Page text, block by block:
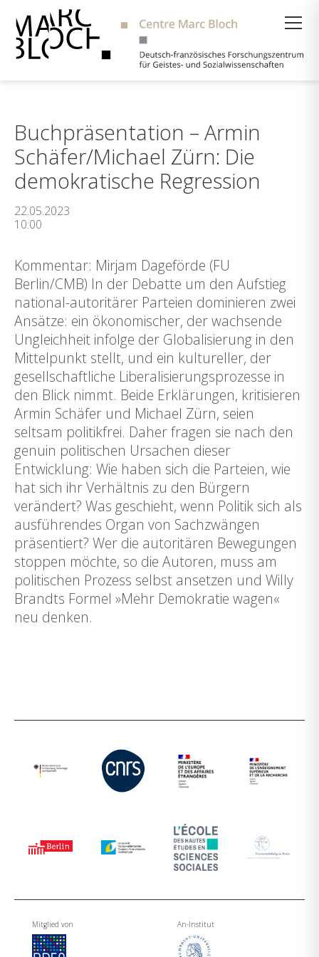
Buchpräsentation – Armin
Schäfer/Michael Zürn: Die
demokratische Regression
22.05.2023
10:00
Kommentar: Mirjam Dageförde (FU
Berlin/CMB) In der Debatte um den Aufstieg
national-autoritärer Parteien dominieren zwei
Ansätze: ein ökonomischer, der wachsende
Ungleichheit infolge der Globalisierung in den
Mittelpunkt stellt, und ein kultureller, der
gesellschaftliche Liberalisierungsprozesse in
den Blick nimmt. Beide Erklärungen, kritisieren
Armin Schäfer und Michael Zürn, seien
seltsam politikfrei. Daher fragen sie nach den
genuin politischen Ursachen dieser
Entwicklung: Wie haben sich die Parteien, wie
hat sich ihr Verhältnis zu den Bürgern
verändert? Was geschieht, wenn Politik sich als
ausführendes Organ von Sachzwängen
präsentiert? Wer die autoritären Bewegungen
stoppen möchte, so die Autoren, muss am
politischen Prozess selbst ansetzen und Willy
Brandts Formel »Mehr Demokratie wagen«
neu denken.
Mitglied von An-Institut